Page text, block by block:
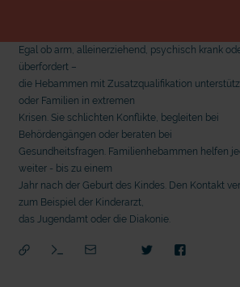
Egal ob arm, alleinerziehend, psychisch krank
überfordert –
die Hebammen mit Zusatzqualifikation
oder Familien in extremen
Krisen. Sie schlichten Konflikte, begleiten bei
Behördengängen oder beraten bei
Gesundheitsfragen. Familienhebammen helfen
weiter - bis zu einem
Jahr nach der Geburt des Kindes. Den Kontakt
zum Beispiel der Kinderarzt,
das Jugendamt oder die Diakonie.